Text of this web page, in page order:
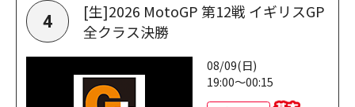
4
[生]2026 MotoGP 第12戦 イギリスGP
全クラス決勝
08/09(日)
19:00～00:15